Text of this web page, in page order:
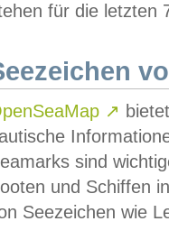
für die letzten
↗
sind
und Schiffen
Seezeichen wie